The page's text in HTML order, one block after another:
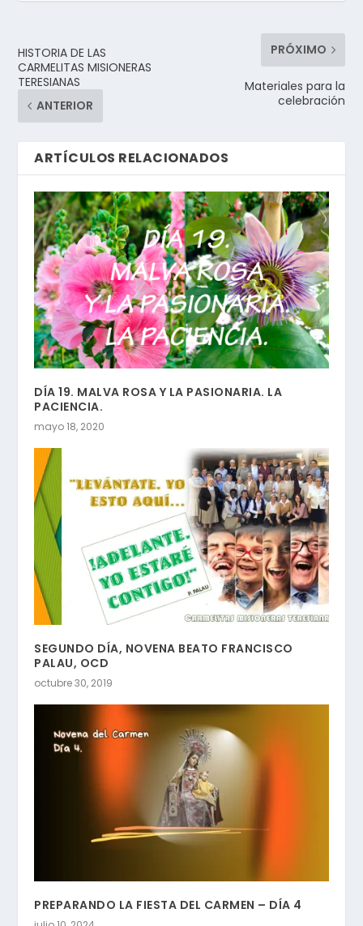
HISTORIA DE LAS
CARMELITAS MISIONERAS
TERESIANAS
ANTERIOR
PRÓXIMO
Materiales para la
celebración
ARTÍCULOS RELACIONADOS
DÍA 19. MALVA ROSA Y LA PASIONARIA. LA
PACIENCIA.
mayo 18, 2020
SEGUNDO DÍA, NOVENA BEATO FRANCISCO
PALAU, OCD
octubre 30, 2019
PREPARANDO LA FIESTA DEL CARMEN – DÍA 4